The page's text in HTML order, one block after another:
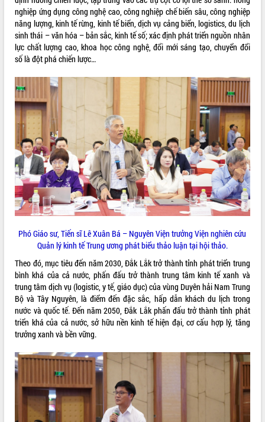
Lắk
Khơi thông điểm nghẽn, đẩy nhanh
giải ngân vốn khắc phục thiên tai
HĐND tỉnh thông qua điều chỉnh Quy
hoạch tỉnh thời kỳ 2021-2030
Hội thảo góp ý hồ sơ điều chỉnh quy
hoạch tỉnh Đắk Lắk thời kỳ 2021-2030,
tầm nhìn đến năm 2050
Nâng cao hiệu quả hoạt động của các
doanh nghiệp nhà nước
Hội nghị triển khai kết nối mạng
truyền số liệu chuyên dùng phục vụ cơ
quan Đảng, Nhà nước
Lễ phát động chuỗi hoạt động chung
tay làm sạch môi trường
Xã Ea Kar bước chuyển mình trong
mới
UBND tỉnh họp báo định kỳ tháng 4
năm 2026
Hội thảo khoa học “Giải pháp thúc đẩy
phát triển nền kinh tế xanh tại tỉnh
Đắk Lắk”
Tăng cường giám sát, đôn đốc thực
hiện nhiệm vụ quản lý tài sản công
hàng tuần
Tháo gỡ những vướng mắc, đẩy mạnh
công tác cải cách thủ tục hành chính
tại Trung tâm Phục vụ hành chính
công tỉnh
Đắk Lắk: Tôn vinh 46 giải pháp tại Hội
thi Sáng tạo Kỹ thuật 2024 - 2025
nghiệp ứng dụng công nghệ cao, công nghiệp chế biến sâu, công nghiệp
năng lượng, kinh tế rừng, kinh tế biển, dịch vụ cảng biển, logistics, du lịch
sinh thái – văn hóa – bản sắc, kinh tế số; xác định phát triển nguồn nhân
lực chất lượng cao, khoa học công nghệ, đổi mới sáng tạo, chuyển đổi
số là đột phá chiến lược…
Phó Giáo sư, Tiến sĩ Lê Xuân Bá – Nguyên Viện trưởng Viện nghiên cứu
Quản lý kinh tế Trung ương phát biểu thảo luận tại hội thảo.
Theo đó, mục tiêu đến năm 2030, Đắk Lắk trở thành tỉnh phát triển trung
bình khá của cả nước, phấn đấu trở thành trung tâm kinh tế xanh và
trung tâm dịch vụ (logistic, y tế, giáo dục) của vùng Duyên hải Nam Trung
Bộ và Tây Nguyên, là điểm đến đặc sắc, hấp dẫn khách du lịch trong
nước và quốc tế. Đến năm 2050, Đắk Lắk phấn đấu trở thành tỉnh phát
triển khá của cả nước, sở hữu nền kinh tế hiện đại, cơ cấu hợp lý, tăng
trưởng xanh và bền vững.